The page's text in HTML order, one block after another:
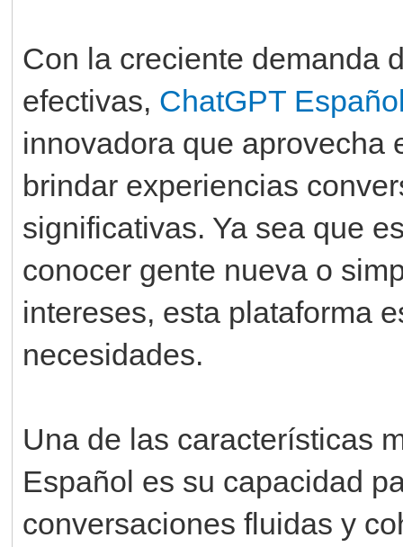
Con la creciente demanda
efectivas, ChatGPT
innovadora que aprovecha
brindar experiencias
significativas. Ya sea que
conocer gente nueva o
intereses, esta plataforma
necesidades.
Una de las características
Español es su capacidad
conversaciones fluidas y